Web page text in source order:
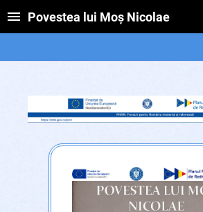
Povestea lui Moș Nicolae